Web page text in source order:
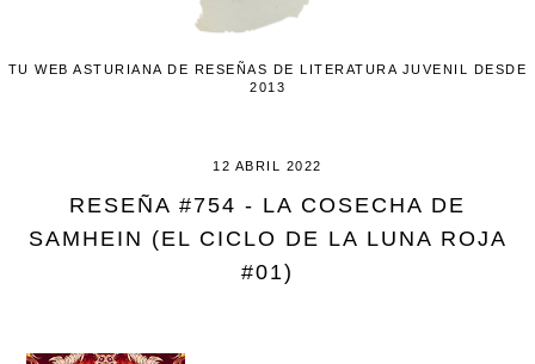
TU WEB ASTURIANA DE RESEÑAS DE LITERATURA JUVENIL DESDE
2013
12 ABRIL 2022
RESEÑA #754 - LA COSECHA DE
SAMHEIN (EL CICLO DE LA LUNA ROJA
#01)